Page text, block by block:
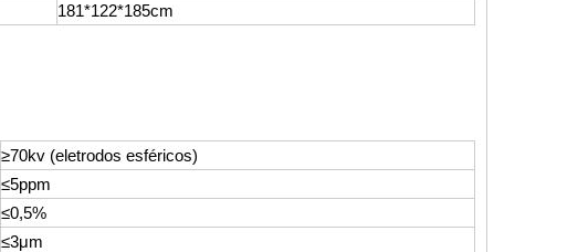
181*122*185cm
≥70kv (eletrodos esféricos)
≤5ppm
≤0,5%
≤3μm